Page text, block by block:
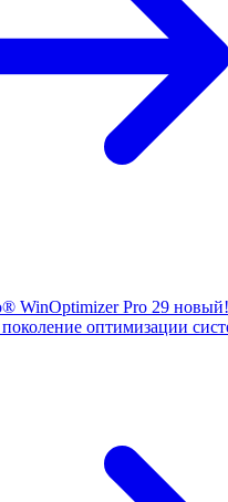
® WinOptimizer Pro 29 новый!
поколение оптимизации